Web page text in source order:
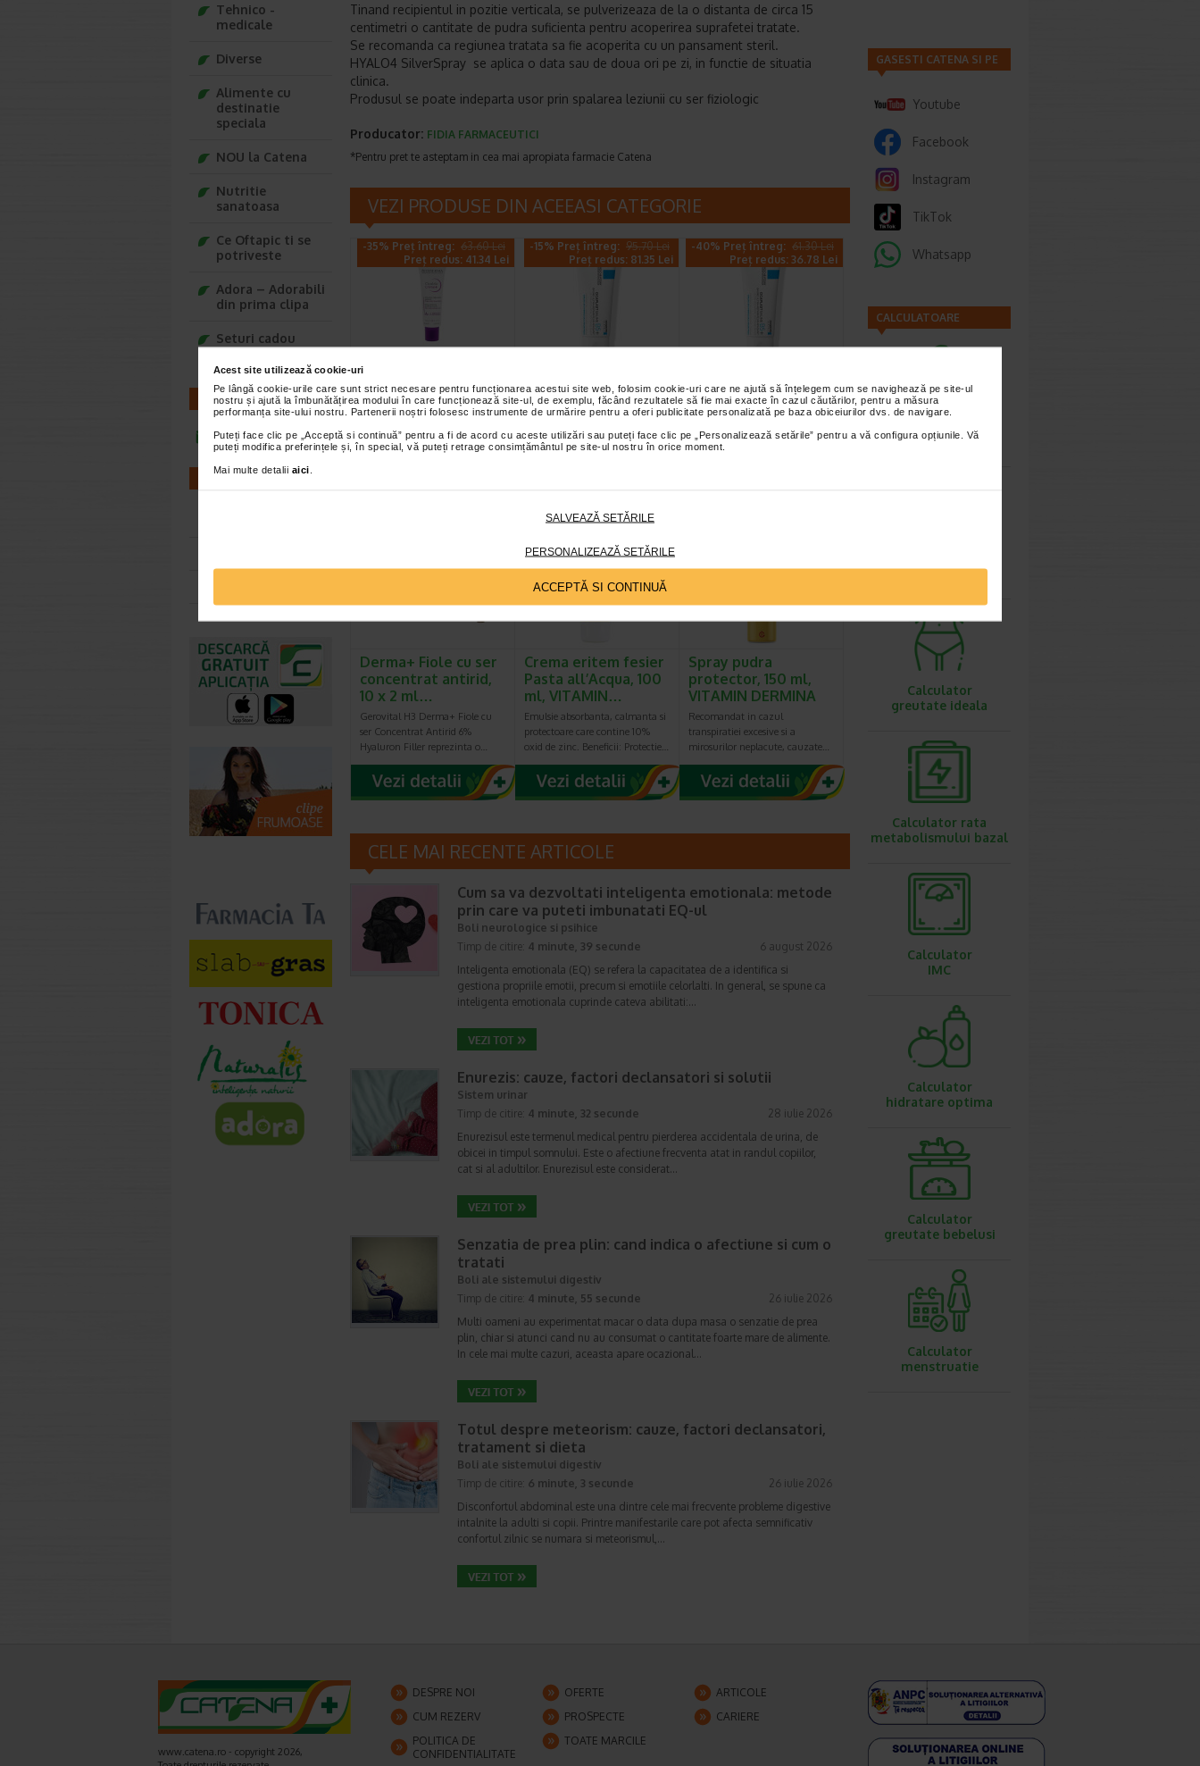
Acest site utilizează cookie-uri
Pe lângă cookie-urile care sunt strict necesare pentru funcționarea acestui site web, folosim cookie-uri care ne ajută să înțelegem cum se navighează pe site-ul
nostru și ajută la îmbunătățirea modului în care funcționează site-ul, de exemplu, făcând rezultatele să fie mai exacte în cazul căutărilor, pentru a măsura
performanța site-ului nostru. Partenerii noștri folosesc instrumente de urmărire pentru a oferi publicitate personalizată pe baza obiceiurilor dvs. de navigare.
Puteți face clic pe „Acceptă si continuă” pentru a fi de acord cu aceste utilizări sau puteți face clic pe „Personalizează setările” pentru a vă configura opțiunile. Vă
puteți modifica preferințele și, în special, vă puteți retrage consimțământul pe site-ul nostru în orice moment.
Mai multe detalii aici
SALVEAZĂ SETĂRILE
PERSONALIZEAZĂ SETĂRILE
ACCEPTĂ SI CONTINUĂ
Tinand recipientul in pozitie verticala, se pulverizeaza de la o distanta de circa 15
centimetri o cantitate de pudra suficienta pentru acoperirea suprafetei tratate.
Se recomanda ca regiunea tratata sa fie acoperita cu un pansament steril.
HYALO4 SilverSpray se aplica o data sau de doua ori pe zi, in functie de situatia
clinica.
Produsul se poate indeparta usor prin spalarea leziunii cu ser fiziologic
Producator: FIDIA FARMACEUTICI
*Pentru pret te asteptam in cea mai apropiata farmacie Catena
VEZI PRODUSE DIN ACEEASI CATEGORIE
-35% Preț întreg: 63.60 Lei
Preț redus: 41.34 Lei
Crema reparatoare
Cicabio Creme+, 40
ml, BIODERMA
Este un produs de ingrijire a pielii
ultra-reparator care calmeaza si
-15% Preț întreg: 95.70 Lei
Preț redus: 81.35 Lei
CICAPLAST B5
Balsam reparator
calmant, 100 ml, LRP
La Roche Posay Cicaplast Balsam
B5 are o actiune reparatoare cu
-40% Preț întreg: 61.30 Lei
Preț redus: 36.78 Lei
CICAPLAST B5+
Balsam reparator
calmant, 40 ml, La…
La Roche Posay Cicaplast Balsam
B este o crema cu actiune
Derma+ Fiole cu ser
concentrat antirid,
10 x 2 ml…
Gerovital H3 Derma+ Fiole cu
ser Concentrat Antirid 6%
Hyaluron Filler reprezinta o…
Crema eritem fesier
Pasta all’Acqua, 100
ml, VITAMIN…
Emulsie absorbanta, calmanta si
protectoare care contine 10%
oxid de zinc. Beneficii: Protectie…
Spray pudra
protector, 150 ml,
VITAMIN DERMINA
Recomandat in cazul
transpiratiei excesive si a
mirosurilor neplacute, cauzate…
CELE MAI RECENTE ARTICOLE
Cum sa va dezvoltati inteligenta emotionala: metode
prin care va puteti imbunatati EQ-ul
Boli neurologice si psihice
Timp de citire: 4 minute, 39 secunde
6 august 2026
Inteligenta emotionala (EQ) se refera la capacitatea de a identifica si
gestiona propriile emotii, precum si emotiile celorlalti. In general, se spune ca
inteligenta emotionala cuprinde cateva abilitati:…
Enurezis: cauze, factori declansatori si solutii
Sistem urinar
Timp de citire: 4 minute, 32 secunde
28 iulie 2026
Enurezisul este termenul medical pentru pierderea accidentala de urina, de
obicei in timpul somnului. Este o afectiune frecventa atat in randul copiilor,
cat si al adultilor. Enurezisul este considerat…
Senzatia de prea plin: cand indica o afectiune si cum o
tratati
Boli ale sistemului digestiv
Timp de citire: 4 minute, 55 secunde
26 iulie 2026
Multi oameni au experimentat macar o data dupa masa o senzatie de prea
plin, chiar si atunci cand nu au consumat o cantitate foarte mare de alimente.
In cele mai multe cazuri, aceasta apare ocazional…
Totul despre meteorism: cauze, factori declansatori,
tratament si dieta
Boli ale sistemului digestiv
Timp de citire: 6 minute, 3 secunde
26 iulie 2026
Disconfortul abdominal este una dintre cele mai frecvente probleme digestive
intalnite la adulti si copii. Printre manifestarile care pot afecta semnificativ
confortul zilnic se numara si meteorismul,…
Tehnico -
medicale
Diverse
Alimente cu
destinatie
speciala
NOU la Catena
Nutritie
sanatoasa
Ce Oftapic ti se
potriveste
Adora – Adorabili
din prima clipa
Seturi cadou
CONTACT
infoline@catena.ro
GASESTI CATENA SI PE
Youtube
Facebook
Instagram
TikTok
Whatsapp
CALCULATOARE
sarcina
ovulatie
Calculator
greutate ideala
Calculator rata
metabolismului bazal
Calculator
IMC
Calculator
hidratare optima
Calculator
greutate bebelusi
Calculator
menstruatie
www.catena.ro - copyright 2026,
DESPRE NOI OFERTE
ARTICOLE
CUM REZERV
PROSPECTE
CARIERE
POLITICA DE
CONFIDENTIALITATE
TOATE MARCILE